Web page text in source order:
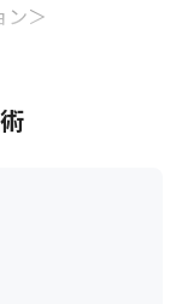
ン＞
／仕様策定